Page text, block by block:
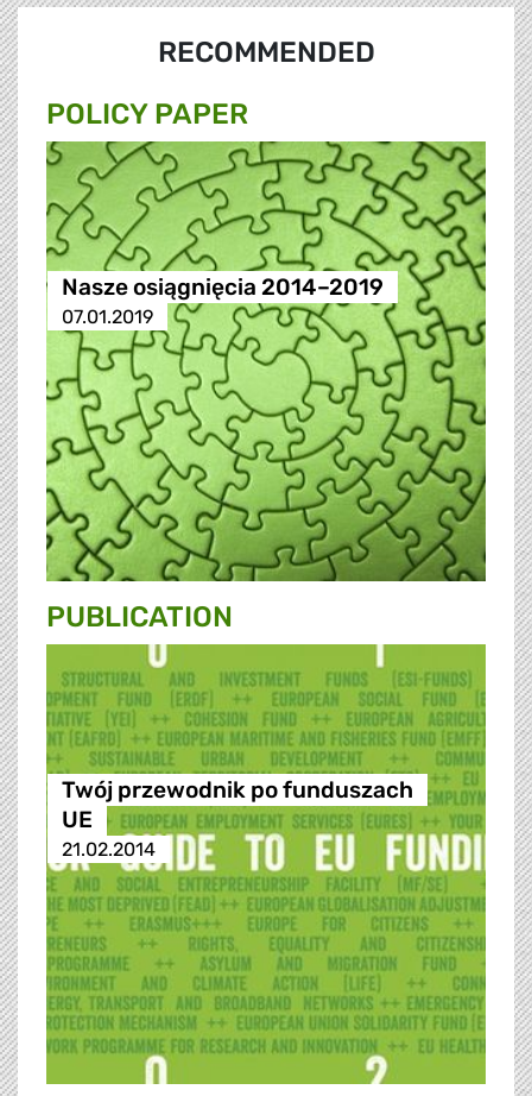
RECOMMENDED
POLICY PAPER
Nasze osiągnięcia 2014–2019
07.01.2019
PUBLICATION
Twój przewodnik po funduszach
UE
21.02.2014